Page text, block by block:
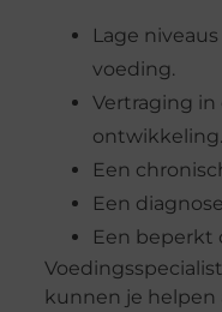
Lage
voeding.
Vertraging in
ontwikkeling.
Een
Een
Een beperkt
kunnen je helpen